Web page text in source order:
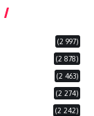
(2 997)
(2 878)
(2 463)
(2 274)
(2 242)